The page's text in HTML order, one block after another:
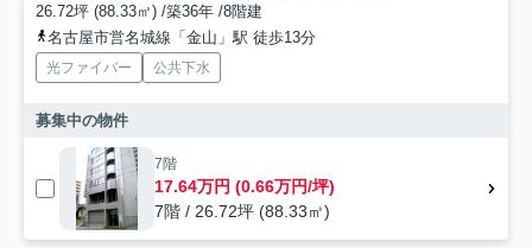
26.72坪 (88.33㎡) /築36年 /8階建
名古屋市営名城線「金山」駅 徒歩13分
光ファイバー 公共下水
募集中の物件
7階
17.64万円 (0.66万円/坪)
7階 / 26.72坪 (88.33㎡)